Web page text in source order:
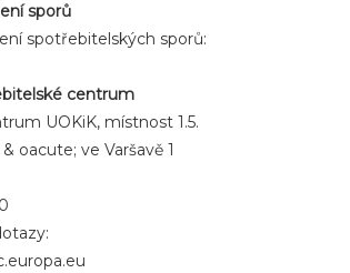
sporů
spotřebitelských sporů:
centrum
UOKiK, místnost 1.5.
oacute; ve Varšavě 1